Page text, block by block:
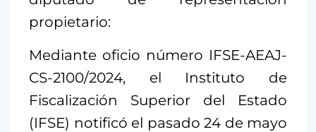
propietario:
Mediante oficio número IFSE-AEAJ-
CS-2100/2024, el Instituto de
Fiscalización Superior del Estado
(IFSE) notificó el pasado 24 de mayo